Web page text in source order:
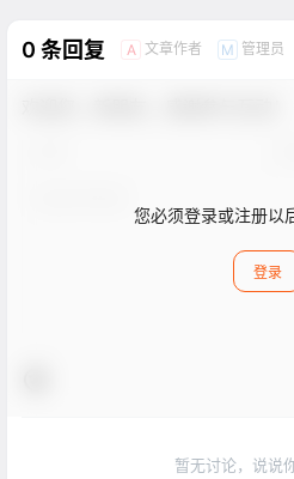
0 条回复 A 文章作者 M 管理员
您必须登录或注册以
登录
暂无讨论，说说